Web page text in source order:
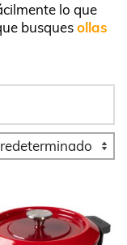
lo que
busquesollas